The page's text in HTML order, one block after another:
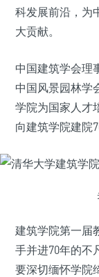
科发展前沿，为
大贡献。
中国建筑学会理
中国风景园林学
学院为国家人才
向建筑学院建院
建筑学院第一届
手并进70年的不
要深切缅怀学院